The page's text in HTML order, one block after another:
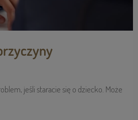
jeśli staracie się o dziecko. Może